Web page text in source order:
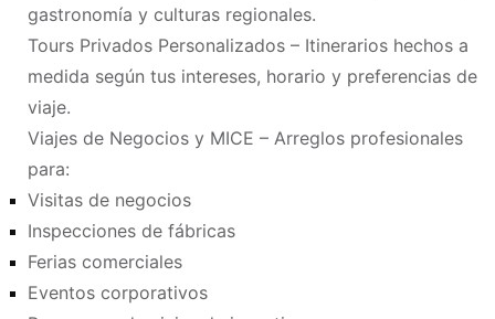
gastronomía y culturas regionales.
Tours Privados Personalizados – Itinerarios hechos a
medida según tus intereses, horario y preferencias de
viaje.
Viajes de Negocios y MICE – Arreglos profesionales
para:
Visitas de negocios
Inspecciones de fábricas
Ferias comerciales
Eventos corporativos